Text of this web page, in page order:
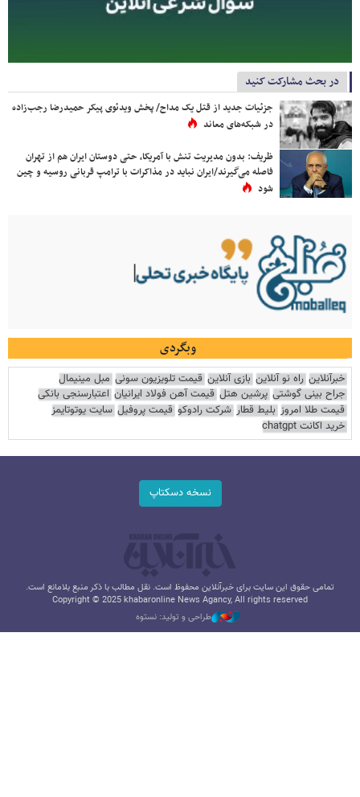
در بحث مشارکت کنید
جزئیات جدید از قتل یک مداح/ پخش ویدئوی پیکر حمیدرضا رجب‌زاده
در شبکه‌های معاند
ظریف: بدون مدیریت تنش با آمریکا، حتی دوستان ایران هم از تهران
فاصله می‌گیرند/ایران نباید در مذاکرات با ترامپ قربانی روسیه و چین
شود
وبگردی
خبرآنلاین راه نو آنلاین بازی آنلاین قیمت تلویزیون سونی مبل مینیمال
جراح بینی گوشتی پرشین هتل قیمت آهن فولاد ایرانیان اعتبارسنجی بانکی
قیمت طلا امروز بلیط قطار شرکت رادوکو قیمت پروفیل سایت یوتوتایمز
خرید اکانت chatgpt
نسخه دسکتاپ
تمامی حقوق این سایت برای خبرآنلاین محفوظ است. نقل مطالب با ذکر منبع بلامانع است.
Copyright © 2025 khabaronline News Agancy, All rights reserved
طراحی و تولید: نستوه